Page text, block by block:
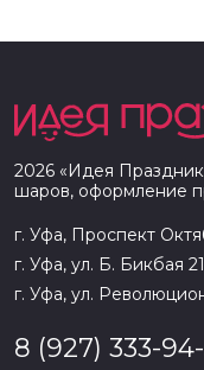
2026 «Идея
шаров, оформление
г. Уфа, Проспект
г. Уфа, ул. Б. Бикбая 21
г. Уфа, ул.
8 (927) 333-